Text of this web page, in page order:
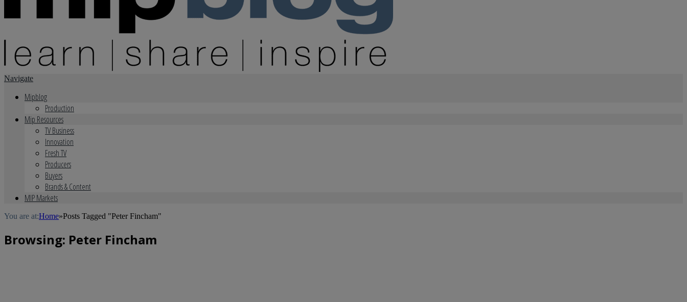
Navigate
Mipblog
Production
Mip Resources
TV Business
Innovation
Fresh TV
Producers
Buyers
Brands & Content
MIP Markets
You are at:Home»Posts Tagged "Peter Fincham"
Browsing: Peter Fincham